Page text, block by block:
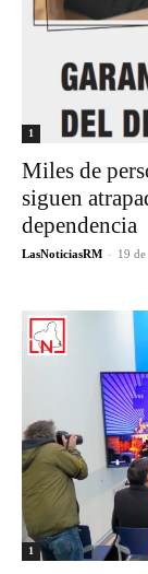
1
Miles de
siguen
dependencia
LasNoticiasRM - 19
1